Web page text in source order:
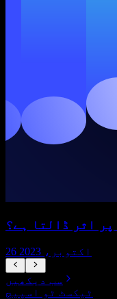
اثر ڈالتا ہے؟
26 اکتوبر، 2023
سب دیکھیں
ٹیکسٹ ٹو اسپیچ